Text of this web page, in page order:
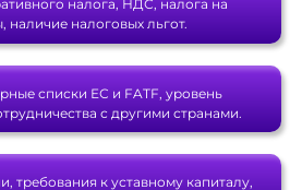
налога, НДС, налога на
наличие налоговых льгот.
списки ЕС и FATF, уровень
с другими странами.
требования к уставному капиталу,